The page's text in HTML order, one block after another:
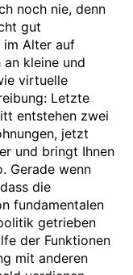
noch nie, denn
gut
im Alter auf
kleine und
virtuelle
Letzte
entstehen zwei
jetzt
und bringt Ihnen
Gerade wenn
die
fundamentalen
getrieben
der Funktionen
mit anderen